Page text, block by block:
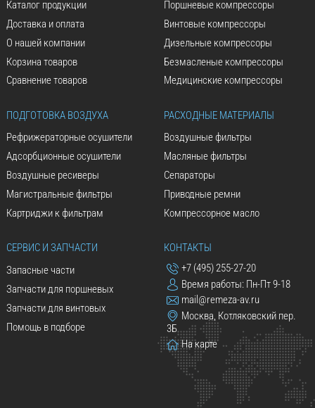
Каталог продукции
Доставка и оплата
О нашей компании
Корзина товаров
Сравнение товаров
Поршневые компрессоры
Винтовые компрессоры
Дизельные компрессоры
Безмасленые компрессоры
Медицинские компрессоры
ПОДГОТОВКА ВОЗДУХА
Рефрижераторные осушители
Адсорбционные осушители
Воздушные ресиверы
Магистральные фильтры
Картриджи к фильтрам
РАСХОДНЫЕ МАТЕРИАЛЫ
Воздушные фильтры
Масляные фильтры
Сепараторы
Приводные ремни
Компрессорное масло
СЕРВИС И ЗАПЧАСТИ
Запасные части
Запчасти для поршневых
Запчасти для винтовых
Помощь в подборе
КОНТАКТЫ
+7 (495) 255-27-20
Время работы: Пн-Пт 9-18
mail@remeza-av.ru
Москва, Котляковский пер.
3Б
На карте